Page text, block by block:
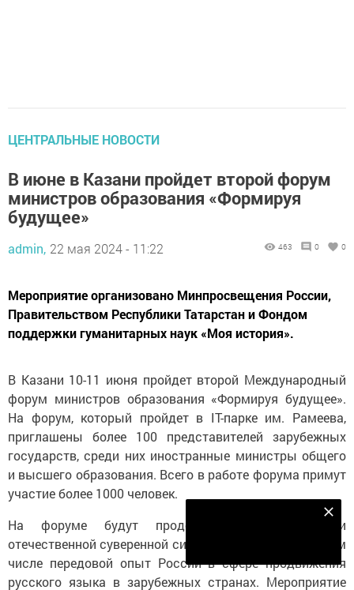
ЦЕНТРАЛЬНЫЕ НОВОСТИ
В июне в Казани пройдет второй форум
министров образования «Формируя
будущее»
admin, 22 мая 2024 - 11:22 463 0 0
Мероприятие организовано Минпросвещения России,
Правительством Республики Татарстан и Фондом
поддержки гуманитарных наук «Моя история».
В Казани 10-11 июня пройдет второй Международный
форум министров образования «Формируя будущее».
На форум, который пройдет в IT-парке им. Рамеева,
приглашены более 100 представителей зарубежных
государств, среди них иностранные министры общего
и высшего образования. Всего в работе форума примут
участие более 1000 человек.
На форуме будут продемонстрированы успехи
отечественной суверенной системы образования, в том
числе передовой опыт России в сфере продвижения
русского языка в зарубежных странах. Мероприятие